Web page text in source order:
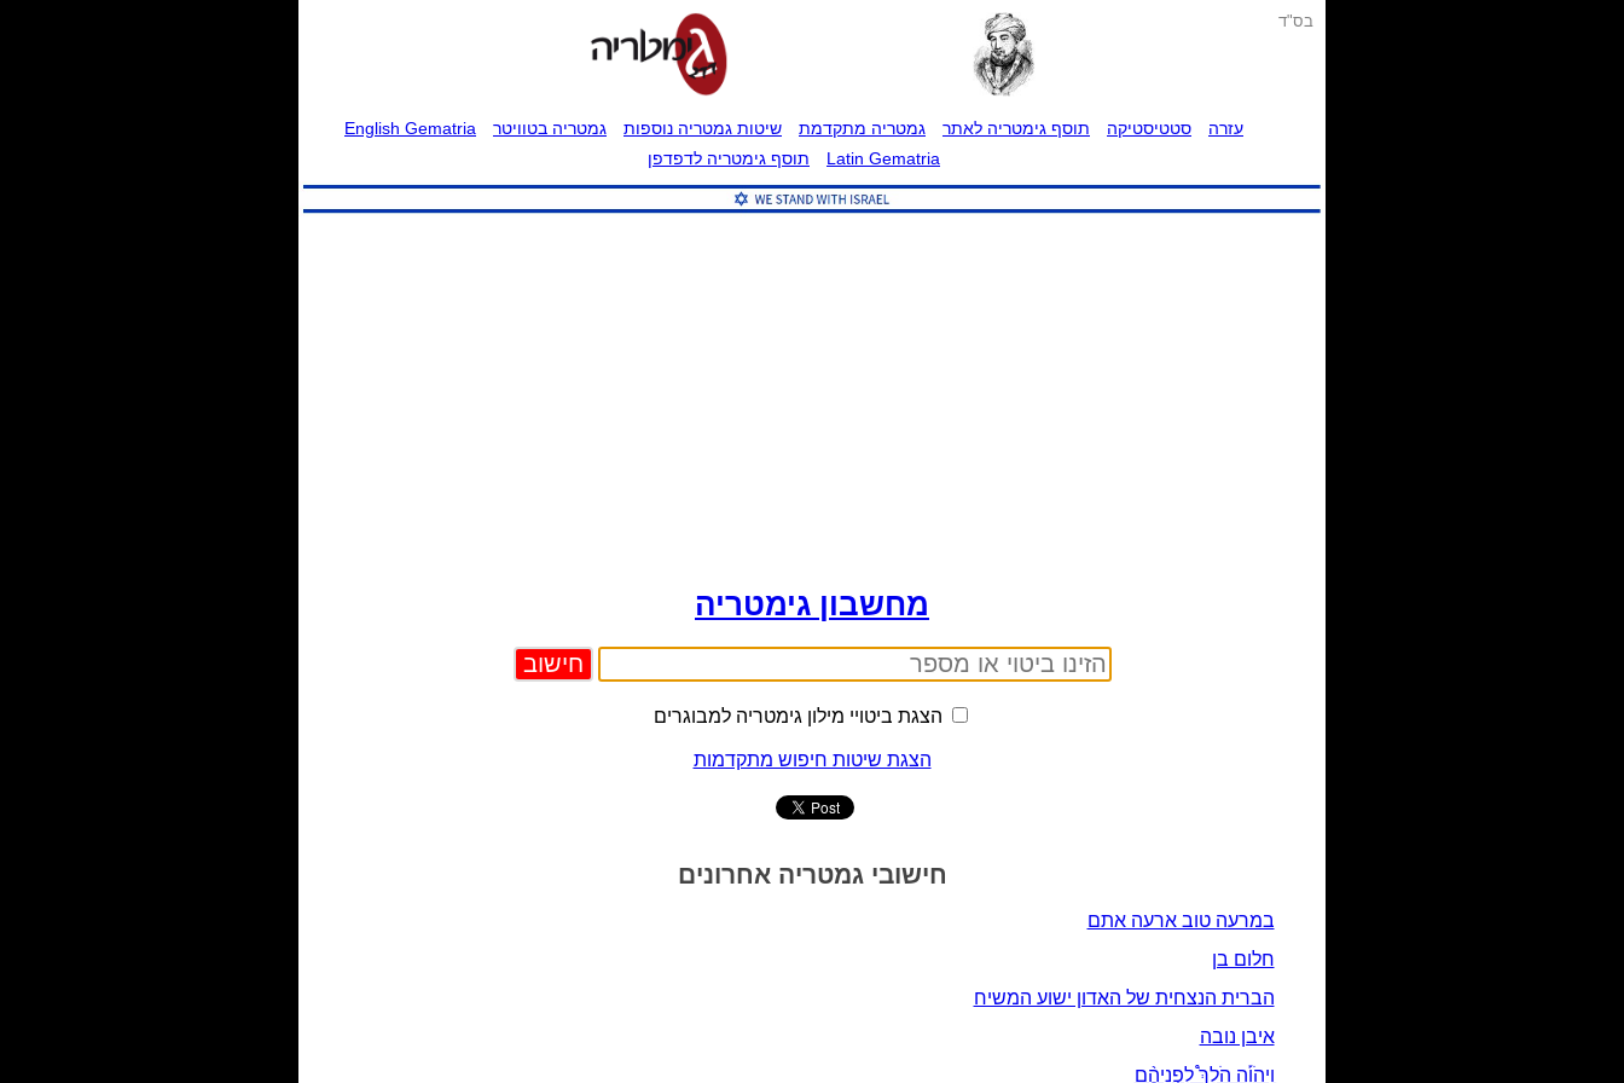
בס"ד
עזרה סטטיסטיקה תוסף גימטריה לאתר גמטריה מתקדמת שיטות גמטריה נוספות גמטריה בטוויטר
English Gematria
Latin Gematria
תוסף גימטריה לדפדפן
מחשבון גימטריה
הצגת ביטויי מילון גימטריה למבוגרים
הצגת שיטות חיפוש מתקדמות
חישובי גמטריה אחרונים
במרעה טוב ארעה אתם
חלום בן
הברית הנצחית של האדון ישוע המשיח
איבן נובה
וַֽיהֹוָ֡ה הֹלֵךְ֩ לִפְנֵיהֶ֨ם